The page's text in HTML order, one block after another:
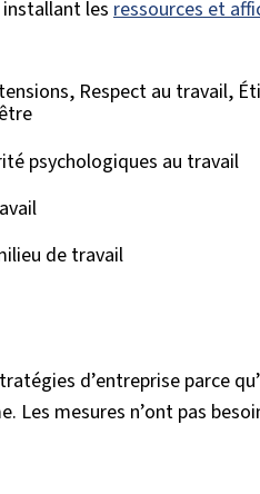
les ressources et
Respect au travail,
psychologiques au travail
de travail
d’entreprise parce
Les mesures n’ont pas